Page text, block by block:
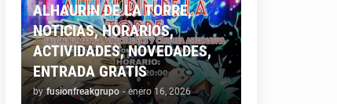
ALHAURIN DE LA TORRE,
NOTICIAS, HORARIOS,
ACTIVIDADES, NOVEDADES,
ENTRADA GRATIS
by fusionfreakgrupo - enero 16, 2026